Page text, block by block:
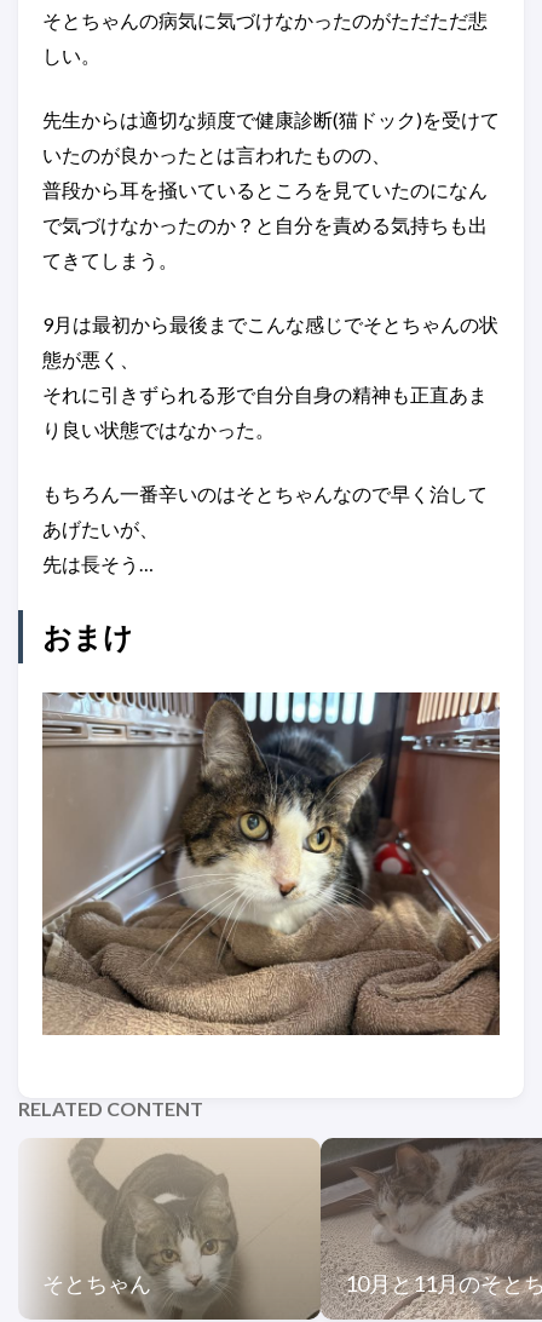
そとちゃんの病気に気づけなかったのがただただ悲
しい。
先生からは適切な頻度で健康診断(猫ドック)を受けて
いたのが良かったとは言われたものの、
普段から耳を掻いているところを見ていたのになん
で気づけなかったのか？と自分を責める気持ちも出
てきてしまう。
9月は最初から最後までこんな感じでそとちゃんの状
態が悪く、
それに引きずられる形で自分自身の精神も正直あま
り良い状態ではなかった。
もちろん一番辛いのはそとちゃんなので早く治して
あげたいが、
先は長そう…
おまけ
RELATED CONTENT
そとちゃん 10月と11月のそと